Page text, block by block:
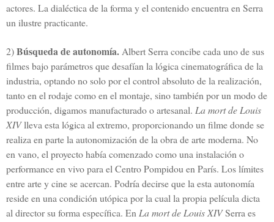
actores. La dialéctica de la forma y el contenido encuentra en Serra
un ilustre practicante.
2)Búsqueda de autonomía. Albert Serra concibe cada uno de sus
filmes bajo parámetros que desafían la lógica cinematográfica de la
industria, optando no solo por el control absoluto de la realización,
tanto en el rodaje como en el montaje, sino también por un modo de
producción, digamos manufacturado o artesanal. La mort de Louis
XIVlleva esta lógica al extremo, proporcionando un filme donde se
realiza en parte la autonomización de la obra de arte moderna. No
en vano, el proyecto había comenzado como una instalación o
performance en vivo para el Centro Pompidou en París. Los límites
entre arte y cine se acercan. Podría decirse que la esta autonomía
reside en una condición utópica por la cual la propia película dicta
al director su forma específica. En La mort de Louis XIVSerra es